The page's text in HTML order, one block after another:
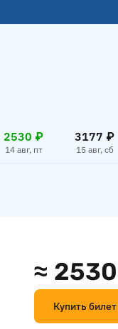
2530 ₽
14 авг, пт
3177 ₽
15 авг, сб
≈ 2530
Купить билет